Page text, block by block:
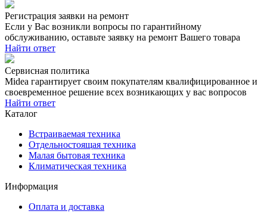
Регистрация заявки на ремонт
Если у Вас возникли вопросы по гарантийному
обслуживанию, оставьте заявку на ремонт Вашего товара
Найти ответ
Сервисная политика
Midea гарантирует своим покупателям квалифицированное и
своевременное решение всех возникающих у вас вопросов
Найти ответ
Каталог
Встраиваемая техника
Отдельностоящая техника
Малая бытовая техника
Климатическая техника
Информация
Оплата и доставка